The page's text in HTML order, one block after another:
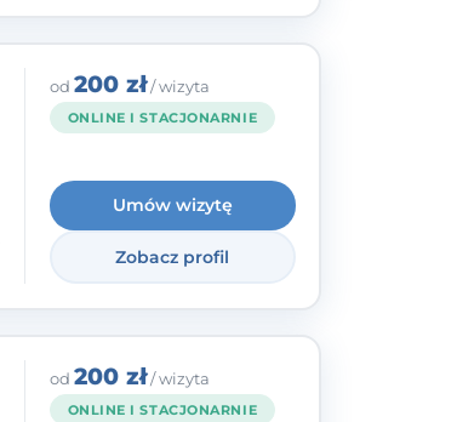
od 200 zł/ wizyta
ONLINE I STACJONARNIE
Umów wizytę
Zobacz profil
od 200 zł/ wizyta
ONLINE I STACJONARNIE